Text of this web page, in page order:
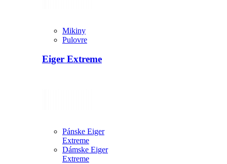
Mikiny
Pulovre
Eiger Extreme
Pánske Eiger
Extreme
Dámske Eiger
Extreme